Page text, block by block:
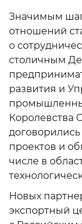
Значимым
отношений
о
столичным
развития и
Королевства
проектов и
числе в
Новых
экспортный